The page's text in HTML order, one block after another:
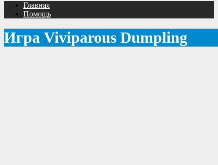
Главная
Помощь
Игра Viviparous Dumpling